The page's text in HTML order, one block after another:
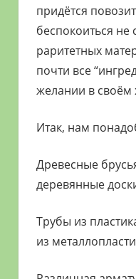
придётся
беспокоиться
раритетных
почти все
желании в своём
Итак, нам
Древесные
деревянные
Трубы из
из